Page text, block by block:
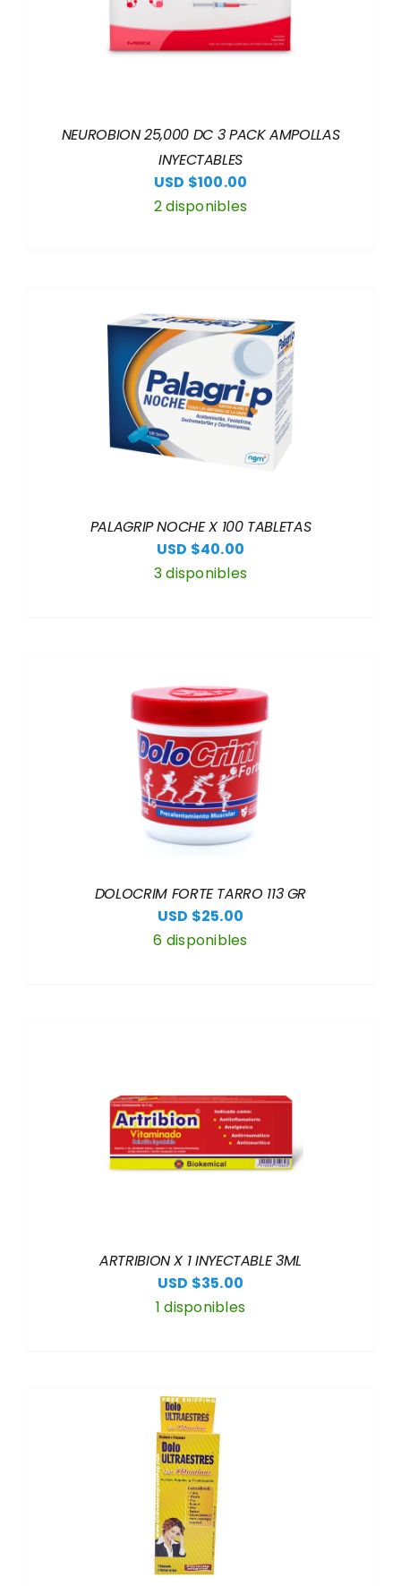
NEUROBION 25,000 DC 3 PACK AMPOLLAS
INYECTABLES
USD $100.00
2 disponibles
PALAGRIP NOCHE X 100 TABLETAS
USD $40.00
3 disponibles
DOLOCRIM FORTE TARRO 113 GR
USD $25.00
6 disponibles
ARTRIBION X 1 INYECTABLE 3ML
USD $35.00
1 disponibles